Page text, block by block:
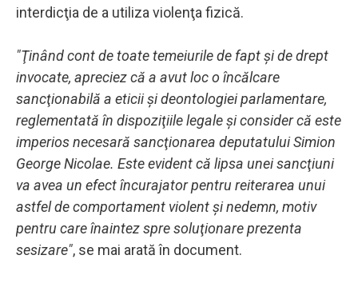
interdicţia de a utiliza violenţa fizică.
"Ţinând cont de toate temeiurile de fapt şi de drept
invocate, apreciez că a avut loc o încălcare
sancţionabilă a eticii şi deontologiei parlamentare,
reglementată în dispoziţiile legale şi consider că este
imperios necesară sancţionarea deputatului Simion
George Nicolae. Este evident că lipsa unei sancţiuni
va avea un efect încurajator pentru reiterarea unui
astfel de comportament violent şi nedemn, motiv
pentru care înaintez spre soluţionare prezenta
sesizare", se mai arată în document.